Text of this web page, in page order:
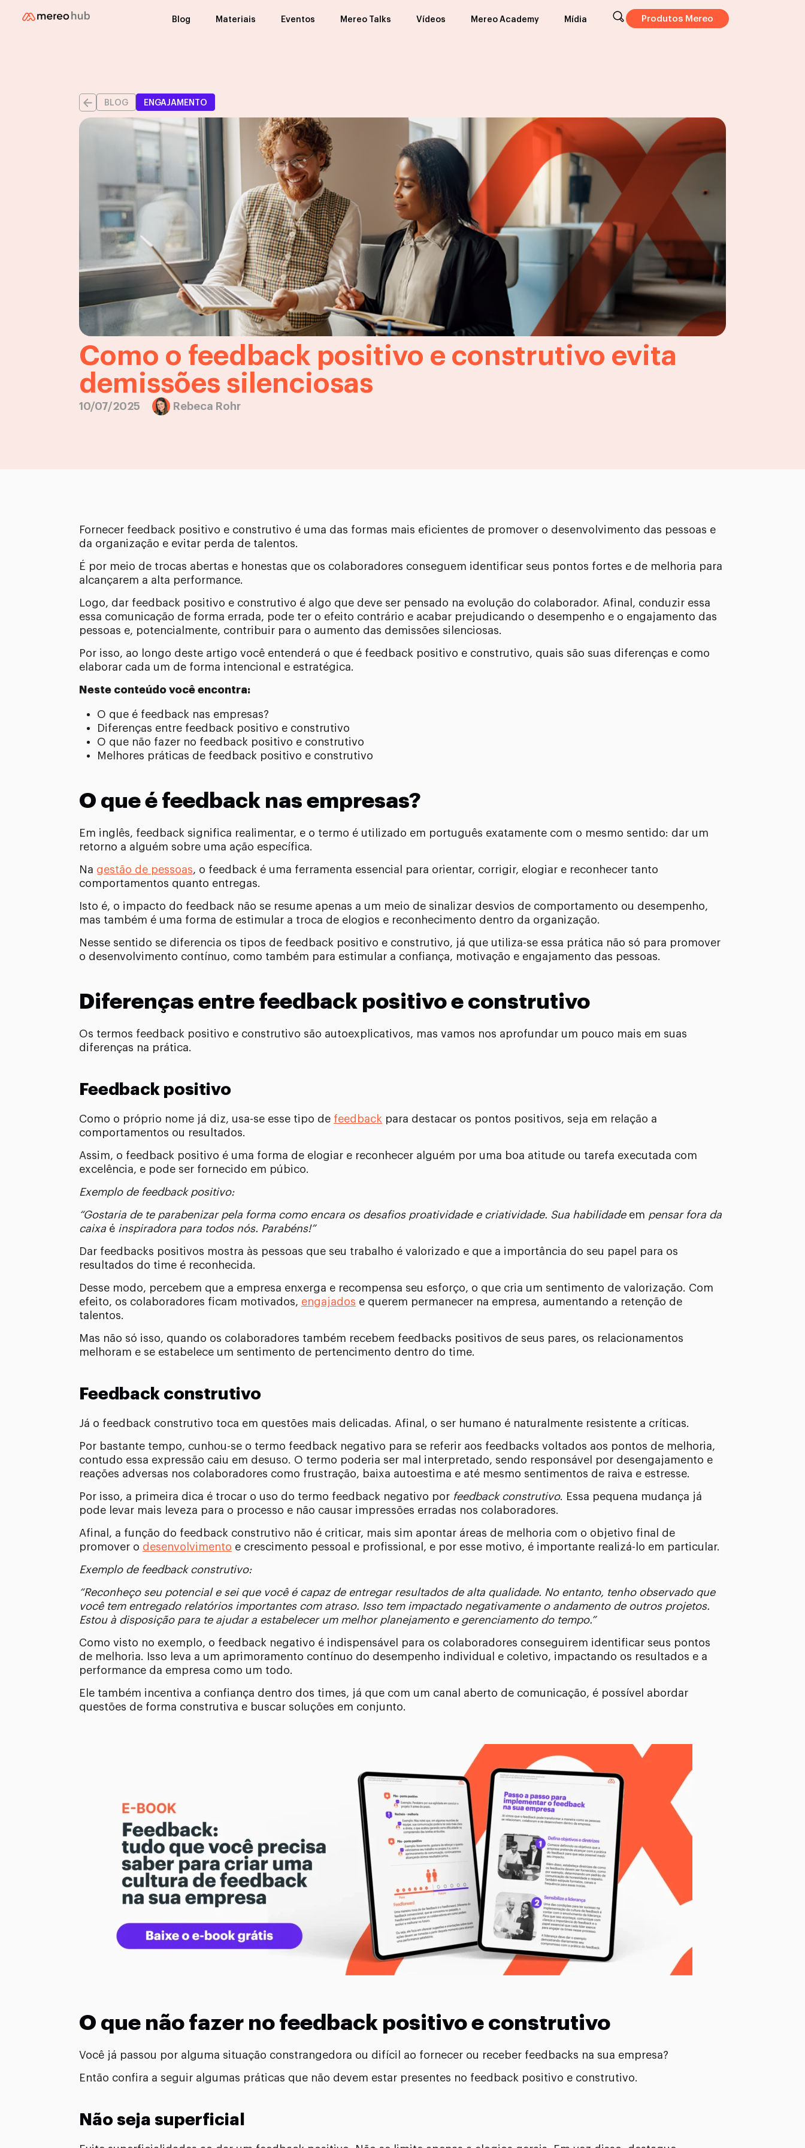
Blog Materiais Eventos Mereo Talks Vídeos Mereo Academy Mídia Produtos Mereo
BLOG ENGAJAMENTO
Como o feedback positivo e construtivo evita
demissões silenciosas
10/07/2025 Rebeca Rohr
Fornecer feedback positivo e construtivo é uma das formas mais eficientes de promover o desenvolvimento das pessoas e
da organização e evitar perda de talentos.
É por meio de trocas abertas e honestas que os colaboradores conseguem identificar seus pontos fortes e de melhoria para
alcançarem a alta performance.
Logo, dar feedback positivo e construtivo é algo que deve ser pensado na evolução do colaborador. Afinal, conduzir essa
essa comunicação de forma errada, pode ter o efeito contrário e acabar prejudicando o desempenho e o engajamento das
pessoas e, potencialmente, contribuir para o aumento das demissões silenciosas.
Por isso, ao longo deste artigo você entenderá o que é feedback positivo e construtivo, quais são suas diferenças e como
elaborar cada um de forma intencional e estratégica.
Neste conteúdo você encontra:
O que é feedback nas empresas?
Diferenças entre feedback positivo e construtivo
O que não fazer no feedback positivo e construtivo
Melhores práticas de feedback positivo e construtivo
O que é feedback nas empresas?
Em inglês, feedback significa realimentar, e o termo é utilizado em português exatamente com o mesmo sentido: dar um
retorno a alguém sobre uma ação específica.
Na gestão de pessoas, o feedback é uma ferramenta essencial para orientar, corrigir, elogiar e reconhecer tanto
comportamentos quanto entregas.
Isto é, o impacto do feedback não se resume apenas a um meio de sinalizar desvios de comportamento ou desempenho,
mas também é uma forma de estimular a troca de elogios e reconhecimento dentro da organização.
Nesse sentido se diferencia os tipos de feedback positivo e construtivo, já que utiliza-se essa prática não só para promover
o desenvolvimento contínuo, como também para estimular a confiança, motivação e engajamento das pessoas.
Diferenças entre feedback positivo e construtivo
Os termos feedback positivo e construtivo são autoexplicativos, mas vamos nos aprofundar um pouco mais em suas
diferenças na prática.
Feedback positivo
Como o próprio nome já diz, usa-se esse tipo de feedback para destacar os pontos positivos, seja em relação a
comportamentos ou resultados.
Assim, o feedback positivo é uma forma de elogiar e reconhecer alguém por uma boa atitude ou tarefa executada com
excelência, e pode ser fornecido em púbico.
Exemplo de feedback positivo:
“Gostaria de te parabenizar pela forma como encara os desafios proatividade e criatividade. Sua habilidade em pensar fora da
caixa é inspiradora para todos nós. Parabéns!”
Dar feedbacks positivos mostra às pessoas que seu trabalho é valorizado e que a importância do seu papel para os
resultados do time é reconhecida.
Desse modo, percebem que a empresa enxerga e recompensa seu esforço, o que cria um sentimento de valorização. Com
efeito, os colaboradores ficam motivados, engajados e querem permanecer na empresa, aumentando a retenção de
talentos.
Mas não só isso, quando os colaboradores também recebem feedbacks positivos de seus pares, os relacionamentos
melhoram e se estabelece um sentimento de pertencimento dentro do time.
Feedback construtivo
Já o feedback construtivo toca em questões mais delicadas. Afinal, o ser humano é naturalmente resistente a críticas.
Por bastante tempo, cunhou-se o termo feedback negativo para se referir aos feedbacks voltados aos pontos de melhoria,
contudo essa expressão caiu em desuso. O termo poderia ser mal interpretado, sendo responsável por desengajamento e
reações adversas nos colaboradores como frustração, baixa autoestima e até mesmo sentimentos de raiva e estresse.
Por isso, a primeira dica é trocar o uso do termo feedback negativo por feedback construtivo. Essa pequena mudança já
pode levar mais leveza para o processo e não causar impressões erradas nos colaboradores.
Afinal, a função do feedback construtivo não é criticar, mais sim apontar áreas de melhoria com o objetivo final de
promover o desenvolvimento e crescimento pessoal e profissional, e por esse motivo, é importante realizá-lo em particular.
Exemplo de feedback construtivo:
“Reconheço seu potencial e sei que você é capaz de entregar resultados de alta qualidade. No entanto, tenho observado que
você tem entregado relatórios importantes com atraso. Isso tem impactado negativamente o andamento de outros projetos.
Estou à disposição para te ajudar a estabelecer um melhor planejamento e gerenciamento do tempo.”
Como visto no exemplo, o feedback negativo é indispensável para os colaboradores conseguirem identificar seus pontos
de melhoria. Isso leva a um aprimoramento contínuo do desempenho individual e coletivo, impactando os resultados e a
performance da empresa como um todo.
Ele também incentiva a confiança dentro dos times, já que com um canal aberto de comunicação, é possível abordar
questões de forma construtiva e buscar soluções em conjunto.
O que não fazer no feedback positivo e construtivo
Você já passou por alguma situação constrangedora ou difícil ao fornecer ou receber feedbacks na sua empresa?
Então confira a seguir algumas práticas que não devem estar presentes no feedback positivo e construtivo.
Não seja superficial